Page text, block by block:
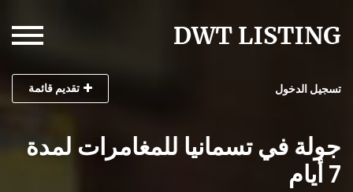
تسجيل الدخول تقديم قائمة
جولة في تسمانيا للمغامرات لمدة
7 أيام